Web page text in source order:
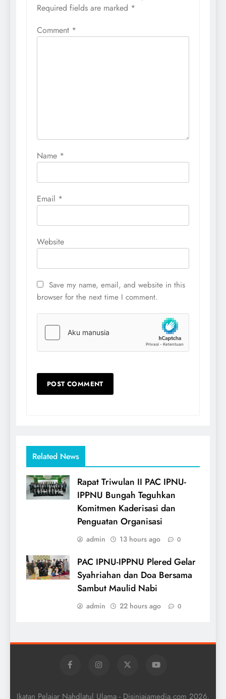
Required fields are marked *
Comment *
Name *
Email *
Website
Save my name, email, and website in this
browser for the next time I comment.
Related News
Rapat Triwulan II PAC IPNU-
IPPNU Bungah Teguhkan
Komitmen Kaderisasi dan
Penguatan Organisasi
admin 13 hours ago 0
PAC IPNU-IPPNU Plered Gelar
Syahriahan dan Doa Bersama
Sambut Maulid Nabi
admin 22 hours ago 0
Ikatan Pelajar Nahdlatul Ulama - Disiniajamedia.com 2026.